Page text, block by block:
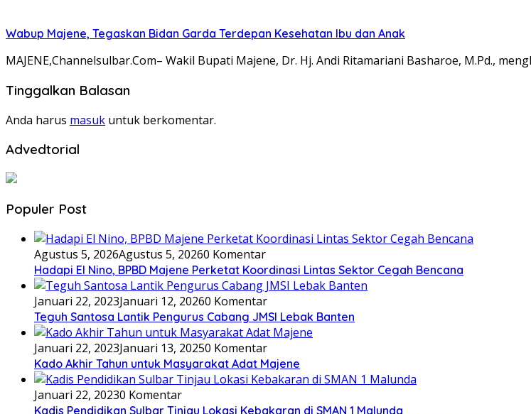
Wabup Majene, Tegaskan Bidan Garda Terdepan Kesehatan Ibu dan Anak
MAJENE,Channelsulbar.Com– Wakil Bupati Majene, Dr. Hj. Andi Ritamariani Basharoe, M.Pd.,
Tinggalkan Balasan
Anda harus masuk untuk berkomentar.
Advedtorial
Populer Post
Agustus 5, 2026Agustus 5, 20260 Komentar
Hadapi El Nino, BPBD Majene Perketat Koordinasi Lintas Sektor Cegah Bencana
Januari 22, 2023Januari 12, 20260 Komentar
Teguh Santosa Lantik Pengurus Cabang JMSI Lebak Banten
Januari 22, 2023Januari 13, 20250 Komentar
Kado Akhir Tahun untuk Masyarakat Adat Majene
Januari 22, 20230 Komentar
Kadis Pendidikan Sulbar Tinjau Lokasi Kebakaran di SMAN 1 Malunda